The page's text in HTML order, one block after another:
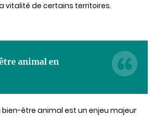
vitalité de certains territoires.
animal en
bien-être animal est un enjeu majeur